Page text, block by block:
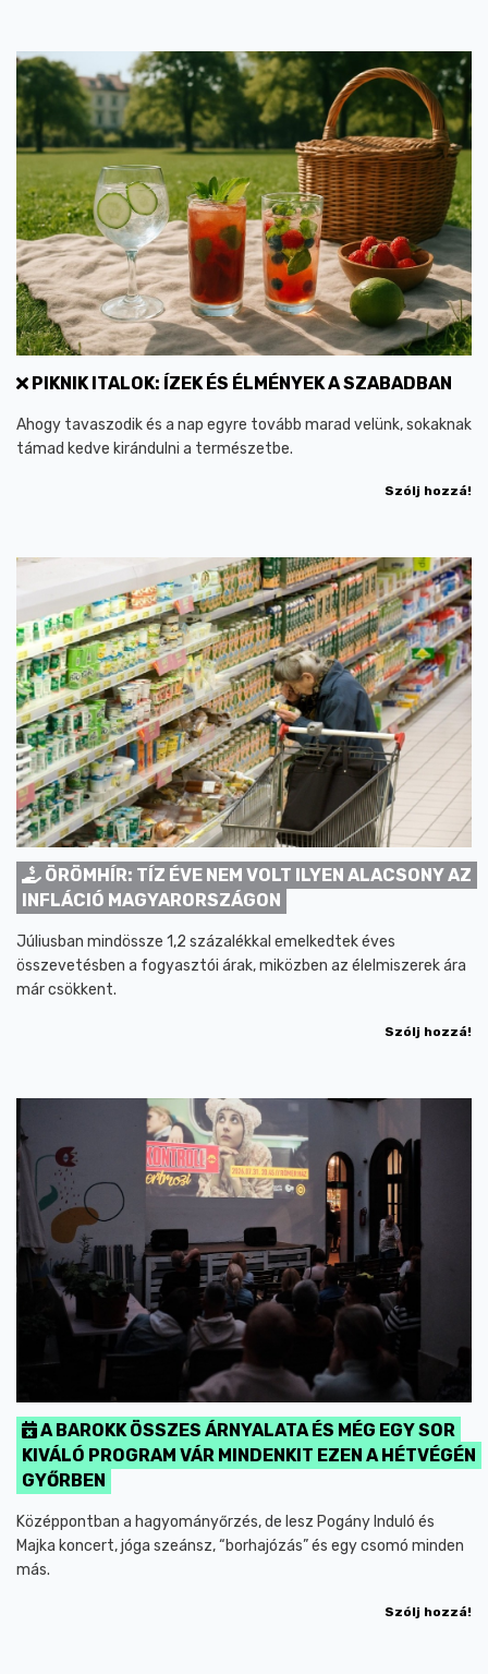
PIKNIK ITALOK: ÍZEK ÉS ÉLMÉNYEK A SZABADBAN
Ahogy tavaszodik és a nap egyre tovább marad velünk, sokaknak
támad kedve kirándulni a természetbe.
Szólj hozzá!
ÖRÖMHÍR: TÍZ ÉVE NEM VOLT ILYEN ALACSONY AZ
INFLÁCIÓ MAGYARORSZÁGON
Júliusban mindössze 1,2 százalékkal emelkedtek éves
összevetésben a fogyasztói árak, miközben az élelmiszerek ára
már csökkent.
Szólj hozzá!
A BAROKK ÖSSZES ÁRNYALATA ÉS MÉG EGY SOR
KIVÁLÓ PROGRAM VÁR MINDENKIT EZEN A HÉTVÉGÉN
GYŐRBEN
Középpontban a hagyományőrzés, de lesz Pogány Induló és
Majka koncert, jóga szeánsz, “borhajózás” és egy csomó minden
más.
Szólj hozzá!